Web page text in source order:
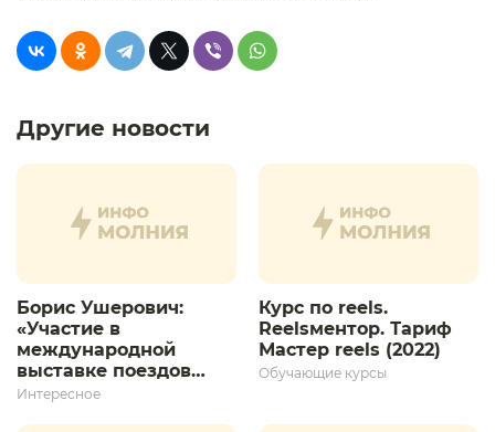
Другие новости
Борис Ушерович:
«Участие в
международной
выставке поездов
дает толчок для
Интересное
Курс по reels.
Reelsментор. Тариф
Мастер reels (2022)
Обучающие курсы